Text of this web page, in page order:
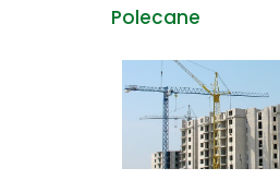
Polecane